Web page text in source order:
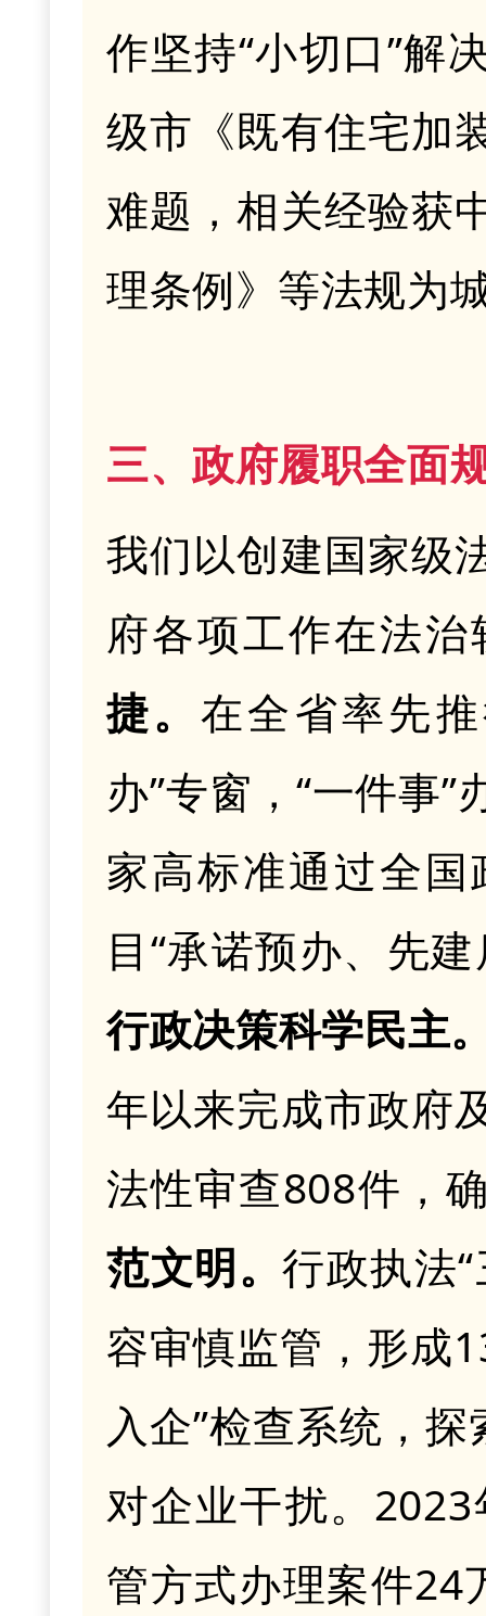
作坚持“小切口”解
级市《既有住宅加
难题，相关经验获
理条例》等法规为
三、政府履职全面
我们以创建国家级
府各项工作在法
捷。 在全省率先
办”专窗，“一件事
家高标准通过全
目“承诺预办、先
行政决策科学民主
年以来完成市政府
法性审查808件，
范文明。行政执法
容审慎监管，形成
入企”检查系统，
对企业干扰。
管方式办理案件24